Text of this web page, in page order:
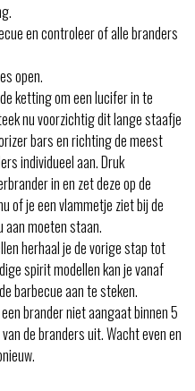
en controleer of alle branders
open.
ketting om een lucifer in te
nu voorzichtig dit lange staafje
bars en richting de meest
individueel aan. Druk
in en zet deze op de
of je een vlammetje ziet bij de
aan moeten staan.
herhaal je de vorige stap tot
spirit modellen kan je vanaf
barbecue aan te steken.
brander niet aangaat binnen 5
de branders uit. Wacht even en